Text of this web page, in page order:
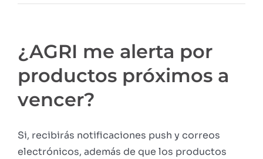
¿AGRI me alerta por
productos próximos a
vencer?
Si, recibirás notificaciones push y correos
electrónicos, además de que los productos